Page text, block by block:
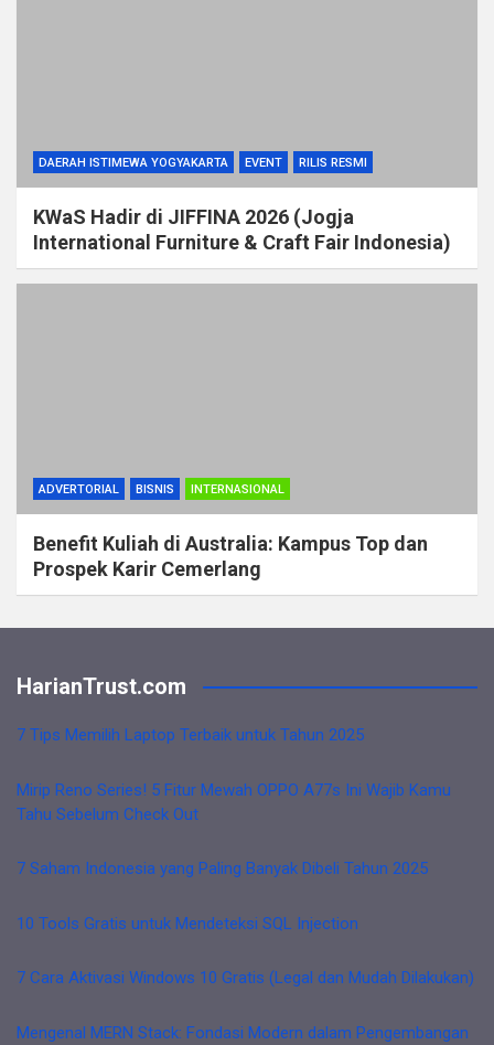
DAERAH ISTIMEWA YOGYAKARTA EVENT RILIS RESMI
KWaS Hadir di JIFFINA 2026 (Jogja
International Furniture & Craft Fair Indonesia)
ADVERTORIAL BISNIS INTERNASIONAL
Benefit Kuliah di Australia: Kampus Top dan
Prospek Karir Cemerlang
HarianTrust.com
7 Tips Memilih Laptop Terbaik untuk Tahun 2025
Mirip Reno Series! 5 Fitur Mewah OPPO A77s Ini Wajib Kamu
Tahu Sebelum Check Out
7 Saham Indonesia yang Paling Banyak Dibeli Tahun 2025
10 Tools Gratis untuk Mendeteksi SQL Injection
7 Cara Aktivasi Windows 10 Gratis (Legal dan Mudah Dilakukan)
Mengenal MERN Stack: Fondasi Modern dalam Pengembangan